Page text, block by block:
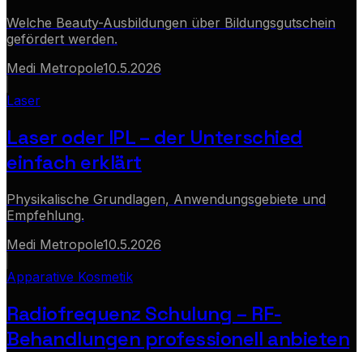
Welche Beauty-Ausbildungen über Bildungsgutschein
gefördert werden.
Medi Metropole10.5.2026
Laser
Laser oder IPL – der Unterschied
einfach erklärt
Physikalische Grundlagen, Anwendungsgebiete und
Empfehlung.
Medi Metropole10.5.2026
Apparative Kosmetik
Radiofrequenz Schulung – RF-
Behandlungen professionell anbieten